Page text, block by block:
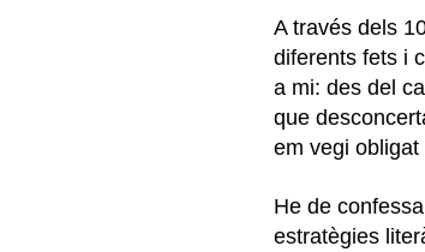
A través dels
diferents fets i
a mi: des del
que
em vegi obligat
He de
estratègies